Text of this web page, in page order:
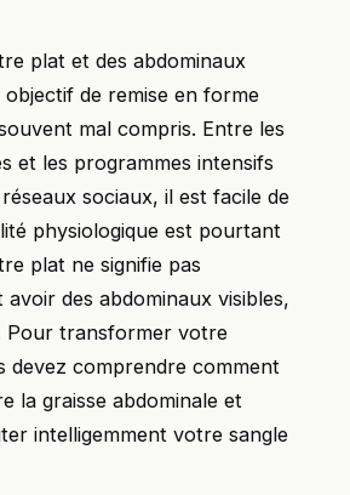
plat et des abdominaux
objectif de remise en forme
mal compris. Entre les
et les programmes intensifs
sociaux, il est facile de
physiologique est pourtant
plat ne signifie pas
avoir des abdominaux visibles,
Pour transformer votre
devez comprendre comment
la graisse abdominale et
intelligemment votre sangle